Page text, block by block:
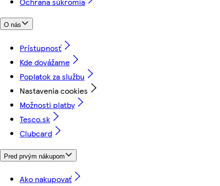
O nás
Prístupnosť
Kde dovážame
Poplatok za službu
Nastavenia cookies
Možnosti platby
Tesco.sk
Clubcard
Pred prvým nákupom
Ako nakupovať